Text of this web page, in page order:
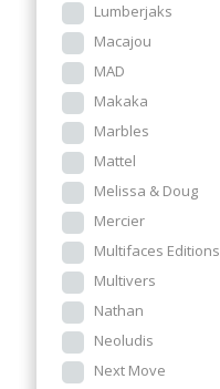
Lumberjaks
Macajou
MAD
Makaka
Marbles
Mattel
Melissa & Doug
Mercier
Multifaces Editions
Multivers
Nathan
Neoludis
Next Move